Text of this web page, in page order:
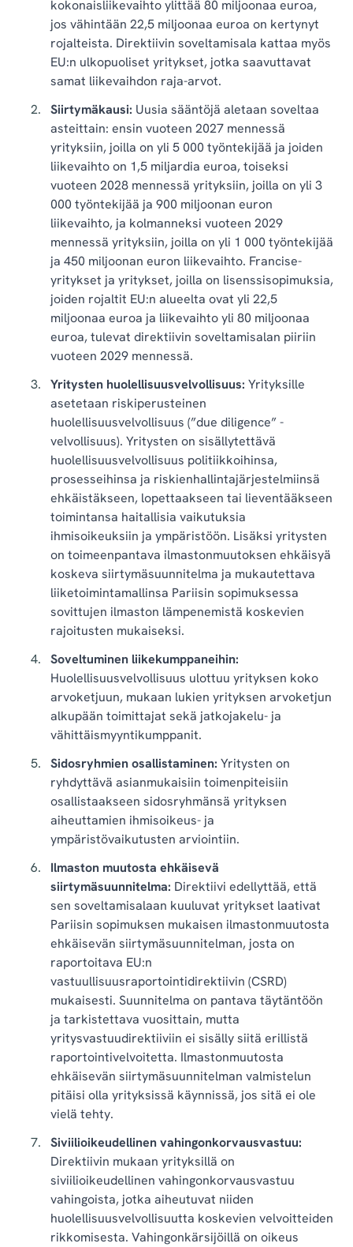
kokonaisliikevaihto ylittää 80 miljoonaa euroa,
jos vähintään 22,5 miljoonaa euroa on kertynyt
rojalteista. Direktiivin soveltamisala kattaa myös
EU:n ulkopuoliset yritykset, jotka saavuttavat
samat liikevaihdon raja-arvot.
Siirtymäkausi: Uusia sääntöjä aletaan soveltaa
asteittain: ensin vuoteen 2027 mennessä
yrityksiin, joilla on yli 5 000 työntekijää ja joiden
liikevaihto on 1,5 miljardia euroa, toiseksi
vuoteen 2028 mennessä yrityksiin, joilla on yli 3
000 työntekijää ja 900 miljoonan euron
liikevaihto, ja kolmanneksi vuoteen 2029
mennessä yrityksiin, joilla on yli 1 000 työntekijää
ja 450 miljoonan euron liikevaihto. Francise-
yritykset ja yritykset, joilla on lisenssisopimuksia,
joiden rojaltit EU:n alueelta ovat yli 22,5
miljoonaa euroa ja liikevaihto yli 80 miljoonaa
euroa, tulevat direktiivin soveltamisalan piiriin
vuoteen 2029 mennessä.
Yritysten huolellisuusvelvollisuus: Yrityksille
asetetaan riskiperusteinen
huolellisuusvelvollisuus (”due diligence” -
velvollisuus). Yritysten on sisällytettävä
huolellisuusvelvollisuus politiikkoihinsa,
prosesseihinsa ja riskienhallintajärjestelmiinsä
ehkäistäkseen, lopettaakseen tai lieventääkseen
toimintansa haitallisia vaikutuksia
ihmisoikeuksiin ja ympäristöön. Lisäksi yritysten
on toimeenpantava ilmastonmuutoksen ehkäisyä
koskeva siirtymäsuunnitelma ja mukautettava
liiketoimintamallinsa Pariisin sopimuksessa
sovittujen ilmaston lämpenemistä koskevien
rajoitusten mukaiseksi.
Soveltuminen liikekumppaneihin:
Huolellisuusvelvollisuus ulottuu yrityksen koko
arvoketjuun, mukaan lukien yrityksen arvoketjun
alkupään toimittajat sekä jatkojakelu- ja
vähittäismyyntikumppanit.
Sidosryhmien osallistaminen: Yritysten on
ryhdyttävä asianmukaisiin toimenpiteisiin
osallistaakseen sidosryhmänsä yrityksen
aiheuttamien ihmisoikeus- ja
ympäristövaikutusten arviointiin.
Ilmaston muutosta ehkäisevä
siirtymäsuunnitelma: Direktiivi edellyttää, että
sen soveltamisalaan kuuluvat yritykset laativat
Pariisin sopimuksen mukaisen ilmastonmuutosta
ehkäisevän siirtymäsuunnitelman, josta on
raportoitava EU:n
vastuullisuusraportointidirektiivin (CSRD)
mukaisesti. Suunnitelma on pantava täytäntöön
ja tarkistettava vuosittain, mutta
yritysvastuudirektiiviin ei sisälly siitä erillistä
raportointivelvoitetta. Ilmastonmuutosta
ehkäisevän siirtymäsuunnitelman valmistelun
pitäisi olla yrityksissä käynnissä, jos sitä ei ole
vielä tehty.
Siviilioikeudellinen vahingonkorvausvastuu:
Direktiivin mukaan yrityksillä on
siviilioikeudellinen vahingonkorvausvastuu
vahingoista, jotka aiheutuvat niiden
huolellisuusvelvollisuutta koskevien velvoitteiden
rikkomisesta. Vahingonkärsijöillä on oikeus